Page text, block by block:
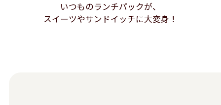
いつものランチパックが、
スイーツやサンドイッチに大変身！